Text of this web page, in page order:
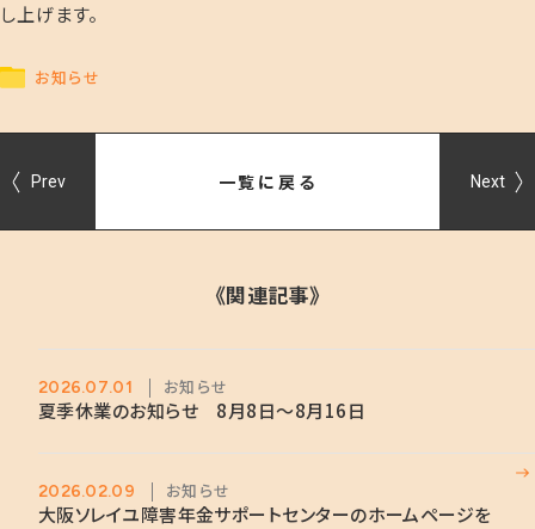
し上げます。
お知らせ
Prev 一覧に戻る Next
《関連記事》
2026.07.01 お知らせ
夏季休業のお知らせ 8月8日～8月16日
2026.02.09 お知らせ
大阪ソレイユ障害年金サポートセンターのホームページを